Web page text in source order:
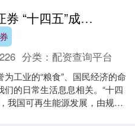
东兴证券 “十四五”成绩单丨每3度电就有1度是绿电 我国能源含“绿”量不断提升
226 分类：配资查询平台
为工业的“粮食”、国民经济的命
们的日常生活息息相关。“十四
我国可再生能源发展，由规模